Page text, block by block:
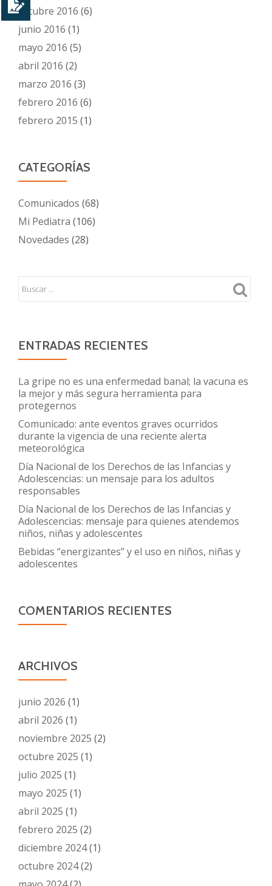
octubre 2016 (6)
junio 2016 (1)
mayo 2016 (5)
abril 2016 (2)
marzo 2016 (3)
febrero 2016 (6)
febrero 2015 (1)
CATEGORÍAS
Comunicados (68)
Mi Pediatra (106)
Novedades (28)
ENTRADAS RECIENTES
La gripe no es una enfermedad banal; la vacuna es
la mejor y más segura herramienta para
protegernos
Comunicado: ante eventos graves ocurridos
durante la vigencia de una reciente alerta
meteorológica
Día Nacional de los Derechos de las Infancias y
Adolescencias: un mensaje para los adultos
responsables
Día Nacional de los Derechos de las Infancias y
Adolescencias: mensaje para quienes atendemos
niños, niñas y adolescentes
Bebidas “energizantes” y el uso en niños, niñas y
adolescentes
COMENTARIOS RECIENTES
ARCHIVOS
junio 2026 (1)
abril 2026 (1)
noviembre 2025 (2)
octubre 2025 (1)
julio 2025 (1)
mayo 2025 (1)
abril 2025 (1)
febrero 2025 (2)
diciembre 2024(1)
octubre 2024(2)